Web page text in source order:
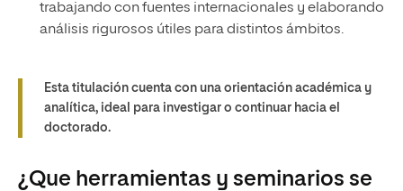
trabajando con fuentes internacionales y elaborando
análisis rigurosos útiles para distintos ámbitos.
Esta titulación cuenta con una orientación académica y
analítica, ideal para investigar o continuar hacia el
doctorado.
¿Que herramientas y seminarios se